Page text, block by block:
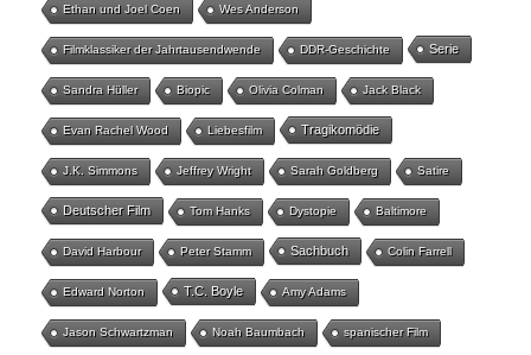
Ethan und Joel Coen Wes Anderson
Filmklassiker der Jahrtausendwende DDR-Geschichte Serie
Sandra Hüller Biopic Olivia Colman Jack Black
Evan Rachel Wood Liebesfilm Tragikomödie
J.K. Simmons Jeffrey Wright Sarah Goldberg Satire
Deutscher Film Tom Hanks Dystopie Baltimore
David Harbour Peter Stamm Sachbuch Colin Farrell
Edward Norton T.C. Boyle Amy Adams
Jason Schwartzman Noah Baumbach spanischer Film